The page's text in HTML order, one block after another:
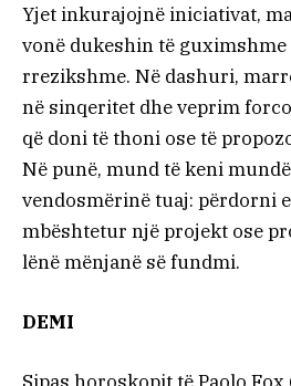
Yjet inkurajojnë iniciativat,
vonë dukeshin të guximshme
rrezikshme. Në dashuri,
në sinqeritet dhe veprim
që doni të thoni ose të
Në punë, mund të keni
vendosmërinë tuaj: përdorni
mbështetur një projekt ose
lënë mënjanë së fundmi.
DEMI